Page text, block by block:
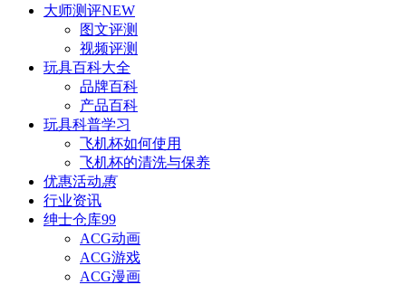
大师测评NEW
图文评测
视频评测
玩具百科大全
品牌百科
产品百科
玩具科普学习
飞机杯如何使用
飞机杯的清洗与保养
优惠活动惠
行业资讯
绅士仓库99
ACG动画
ACG游戏
ACG漫画